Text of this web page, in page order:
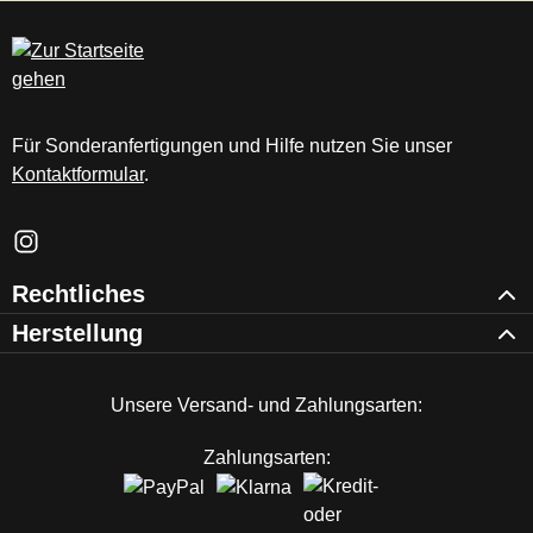
Für Sonderanfertigungen und Hilfe nutzen Sie unser
Kontaktformular.
Schau auf Instagram vorbei – öffnet in neuem Tab (externer
Rechtliches
Herstellung
Unsere Versand- und Zahlungsarten:
Zahlungsarten: